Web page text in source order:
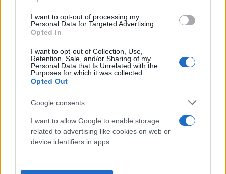
I want to opt-out of processing my
Personal Data for Targeted Advertising.
Opted In
I want to opt-out of Collection, Use,
Retention, Sale, and/or Sharing of my
Personal Data that Is Unrelated with the
Purposes for which it was collected.
Opted Out
Google consents
I want to allow Google to enable storage
related to advertising like cookies on web or
device identifiers in apps.